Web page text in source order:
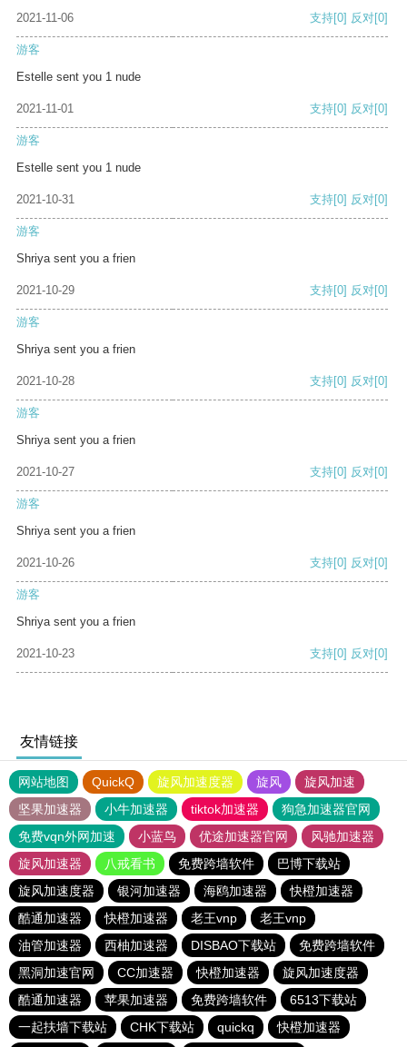
2021-11-06 支持[0] 反对[0]
游客
Estelle sent you 1 nude
2021-11-01 支持[0] 反对[0]
游客
Estelle sent you 1 nude
2021-10-31 支持[0] 反对[0]
游客
Shriya sent you a frien
2021-10-29 支持[0] 反对[0]
游客
Shriya sent you a frien
2021-10-28 支持[0] 反对[0]
游客
Shriya sent you a frien
2021-10-27 支持[0] 反对[0]
游客
Shriya sent you a frien
2021-10-26 支持[0] 反对[0]
游客
Shriya sent you a frien
2021-10-23 支持[0] 反对[0]
友情链接
网站地图 QuickQ 旋风加速度器 旋风
旋风加速
坚果加速器
小牛加速器 tiktok加速器
狗急加速器官网
免费vqn外网加速
小蓝鸟 优途加速器官网
风驰加速器
旋风加速器
八戒看书 免费跨墙软件
巴博下载站
旋风加速度器
银河加速器 海鸥加速器
快橙加速器
酷通加速器
快橙加速器 老王vnp
老王vnp
油管加速器
西柚加速器 DISBAO下载站
免费跨墙软件
黑洞加速官网
CC加速器 快橙加速器
旋风加速度器
酷通加速器
苹果加速器 免费跨墙软件
6513下载站
一起扶墙下载站
CHK下载站 quickq 快橙加速器